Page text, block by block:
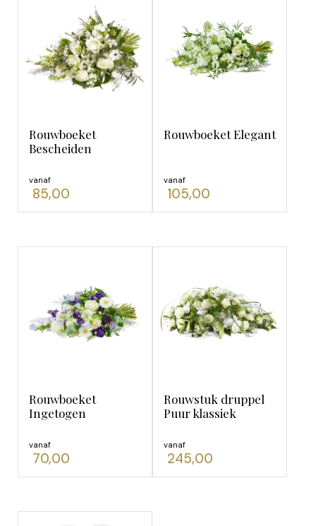
Rouwboeket
Bescheiden
vanaf
85,00
Rouwboeket Elegant
vanaf
105,00
Rouwboeket
Ingetogen
vanaf
70,00
Rouwstuk druppel
Puur klassiek
vanaf
245,00